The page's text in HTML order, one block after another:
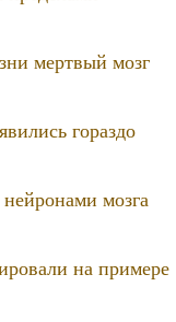
мертвый мозг
гораздо
мозга
на примере